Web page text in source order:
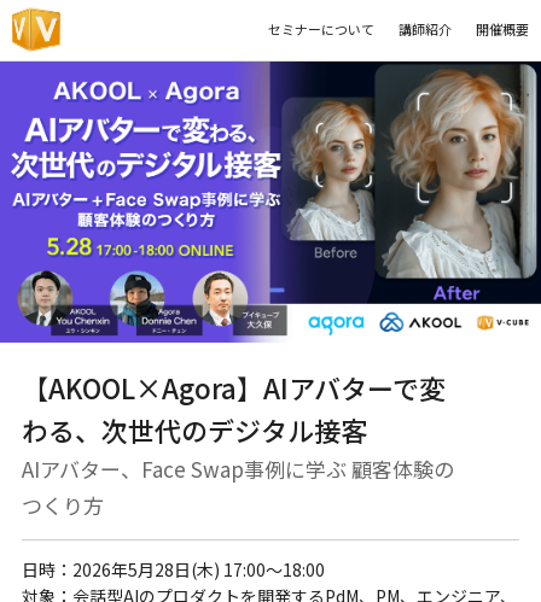
セミナーについて 講師紹介 開催概要
【AKOOL×Agora】AIアバターで変
わる、次世代のデジタル接客
AIアバター、Face Swap事例に学ぶ 顧客体験の
つくり方
日時： 2026年5月28日(木) 17:00〜18:00
対象： 会話型AIのプロダクトを開発するPdM、PM、エンジニア、